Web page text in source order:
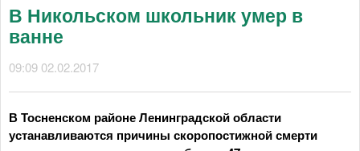
В Никольском школьник умер в
ванне
09:09 02.02.2017
В Тосненском районе Ленинградской области
устанавливаются причины скоропостижной смерти